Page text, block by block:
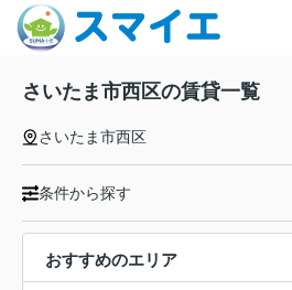
さいたま市西区の賃貸一覧
さいたま市西区
条件から探す
おすすめのエリア